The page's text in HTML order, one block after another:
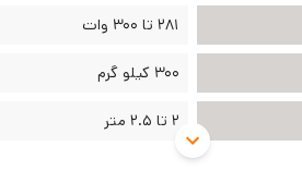
281 تا 300 وات
300 کیلو گرم
2 تا 2.5 متر